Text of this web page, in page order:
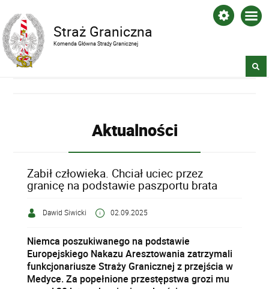
Straż Graniczna
Komenda Główna Straży Granicznej
Aktualności
Zabił człowieka. Chciał uciec przez
granicę na podstawie paszportu brata
Dawid Siwicki 02.09.2025
Niemca poszukiwanego na podstawie
Europejskiego Nakazu Aresztowania zatrzymali
funkcjonariusze Straży Granicznej z przejścia w
Medyce. Za popełnione przestępstwa grozi mu